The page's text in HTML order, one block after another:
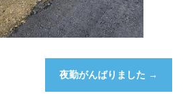
夜勤がんばりました →